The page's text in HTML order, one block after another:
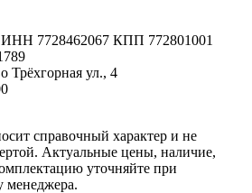
7728462067 КПП 772801001
Трёхгорная ул., 4
справочный характер и не
Актуальные цены, наличие,
уточняйте при
менеджера.